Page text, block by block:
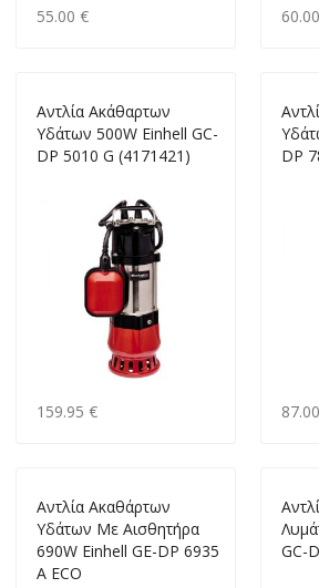
55.00 €
Αντλία Ακάθαρτων
Υδάτων 500W Einhell GC-
DP 5010 G (4171421)
159.95 €
DP
Αντλία Ακαθάρτων
Υδάτων Με Αισθητήρα
690W Einhell GE-DP 6935
A ECO
GC-